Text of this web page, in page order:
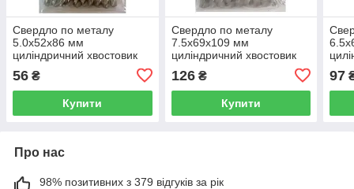
Свердло по металу
5.0х52х86 мм
циліндричний хвостовик
(HS101013/2011121)
15843
56 ₴
Купити
Свердло по металу
7.5х69х109 мм
циліндричний хвостовик
(HS101018/2011131)
15848
126₴
Купити
97
Про нас
98% позитивних з 379 відгуків за рік